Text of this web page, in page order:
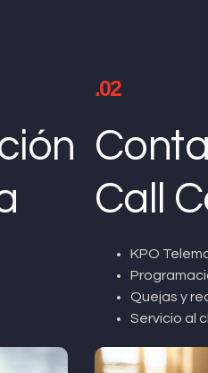
.02
Call
KPO
Quejas y
Servicio al